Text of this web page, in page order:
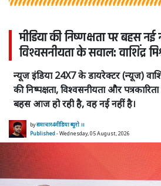
मीडिया की निष्पक्षता पर बहस नई
विश्वसनीयता के सवाल: वाशिंद्र
न्यूज इंडिया 24X7 के डायरेक्टर (न्यूज)
की निष्पक्षता, विश्वसनीयता और
बहस आज हो रही है, वह नई नहीं है।
byसमाचार4मीडिया ब्यूरो ।।
Published- Wednesday, 05 August, 2026